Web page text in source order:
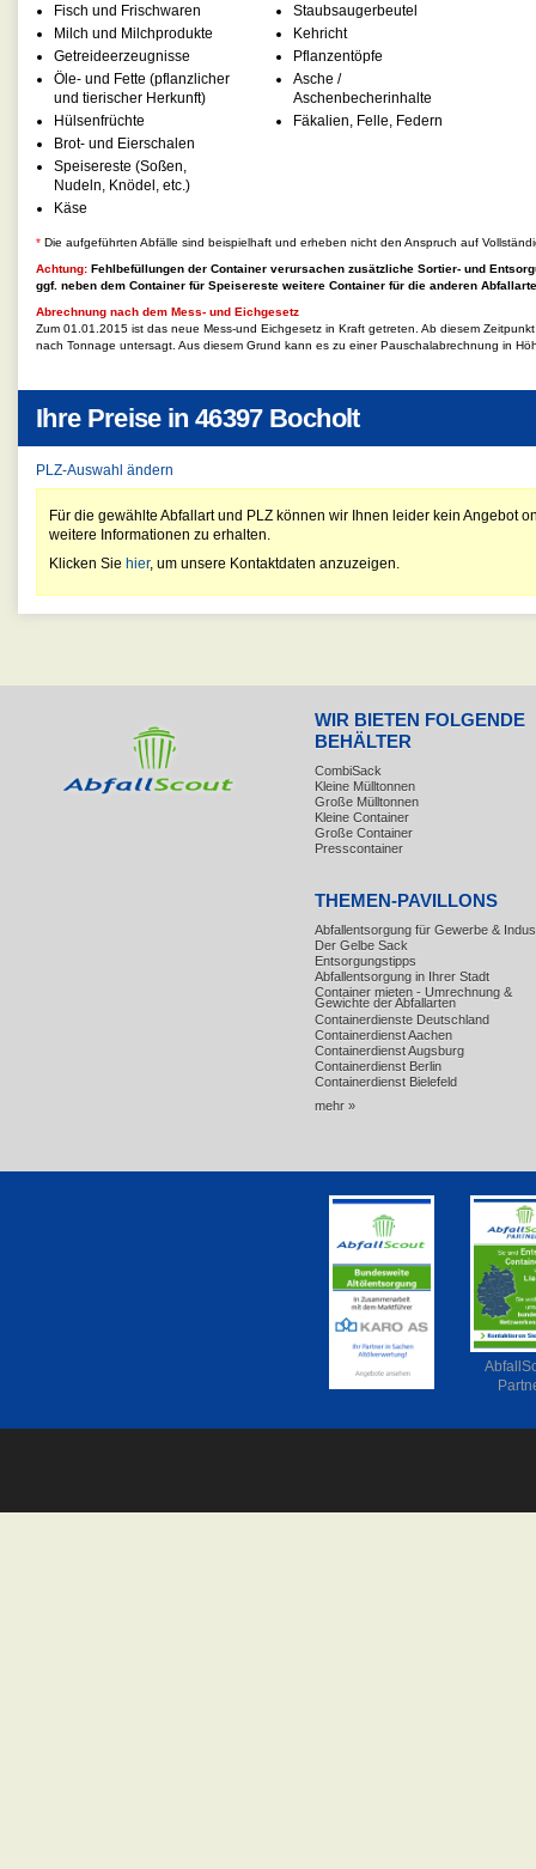
Fisch und Frischwaren
Milch und Milchprodukte
Getreideerzeugnisse
Öle- und Fette (pflanzlicher
und tierischer Herkunft)
Hülsenfrüchte
Brot- und Eierschalen
Speisereste (Soßen,
Nudeln, Knödel, etc.)
Käse
Staubsaugerbeutel
Kehricht
Pflanzentöpfe
Asche /
Aschenbecherinhalte
Fäkalien, Felle, Federn
* Die aufgeführten Abfälle sind beispielhaft und erheben nicht den Anspruch auf
Achtung: Fehlbefüllungen der Container verursachen zusätzliche Sortier- und
ggf. neben dem Container für Speisereste weitere Container für die anderen
Abrechnung nach dem Mess- und Eichgesetz
Zum 01.01.2015 ist das neue Mess-und Eichgesetz in Kraft getreten. Ab diesem
nach Tonnage untersagt. Aus diesem Grund kann es zu einer Pauschalabrechnung in
Ihre Preise in46397 Bocholt
PLZ-Auswahl ändern
Für die gewählte Abfallart und PLZ können wir Ihnen leider kein Angebot
weitere Informationen zu erhalten.
Klicken Sie hier, um unsere Kontaktdaten anzuzeigen.
WIR BIETEN FOLGENDE
BEHÄLTER
CombiSack
Kleine Mülltonnen
Große Mülltonnen
Kleine Container
Große Container
Presscontainer
THEMEN-PAVILLONS
Abfallentsorgung für Gewerbe &
Der Gelbe Sack
Entsorgungstipps
Abfallentsorgung in Ihrer Stadt
Container mieten - Umrechnung &
Gewichte der Abfallarten
Containerdienste Deutschland
Containerdienst Aachen
Containerdienst Augsburg
Containerdienst Berlin
Containerdienst Bielefeld
mehr »